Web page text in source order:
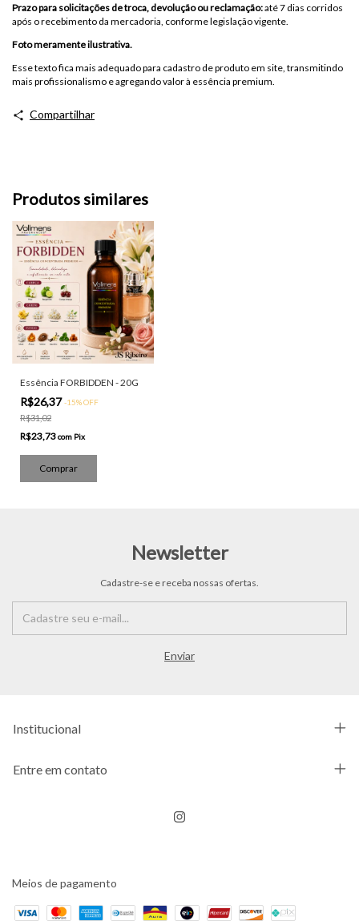
Prazo para solicitações de troca, devolução ou reclamação:até 7 dias corridos
após o recebimento da mercadoria, conforme legislação vigente.
Foto meramente ilustrativa.
Esse texto fica mais adequado para cadastro de produto em site, transmitindo
mais profissionalismo e agregando valor à essência premium.
Compartilhar
Produtos similares
Essência FORBIDDEN - 20G
R$26,37-15%OFF
R$31,02
R$23,73com Pix
Newsletter
Cadastre-se e receba nossas ofertas.
Institucional
Entre em contato
Meios de pagamento